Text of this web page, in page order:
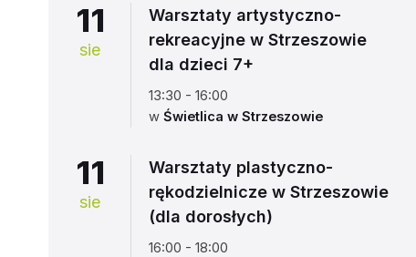
11
sie
Warsztaty artystyczno-
rekreacyjne w Strzeszowie
dla dzieci 7+
13:30 - 16:00
w Świetlica w Strzeszowie
11
sie
Warsztaty plastyczno-
rękodzielnicze w Strzeszowie
(dla dorosłych)
16:00 - 18:00